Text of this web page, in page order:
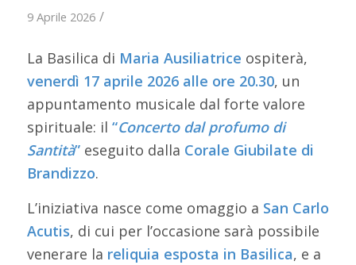
9 Aprile 2026 /
La Basilica di Maria Ausiliatrice ospiterà,
venerdì 17 aprile 2026 alle ore 20.30, un
appuntamento musicale dal forte valore
spirituale: il “Concerto dal profumo di
Santità”eseguito dalla Corale Giubilate di
Brandizzo.
L’iniziativa nasce come omaggio a San Carlo
Acutis, di cui per l’occasione sarà possibile
venerare la reliquia esposta in Basilica, e a